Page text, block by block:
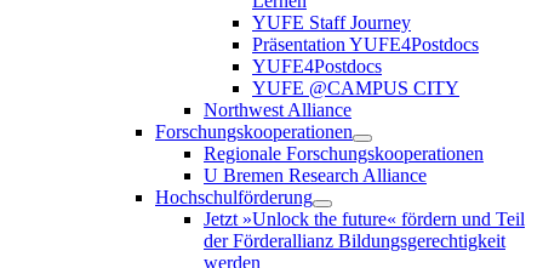
YUFE Staff Journey
Präsentation YUFE4Postdocs
YUFE4Postdocs
YUFE @CAMPUS CITY
Northwest Alliance
Forschungskooperationen
Regionale Forschungskooperationen
U Bremen Research Alliance
Hochschulförderung
Jetzt »Unlock the future« fördern und Teil
der Förderallianz Bildungsgerechtigkeit
werden